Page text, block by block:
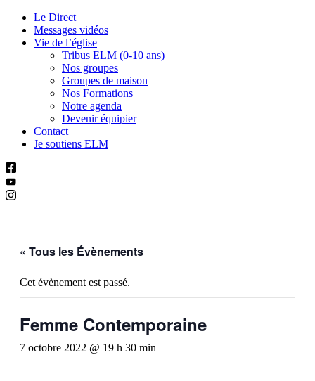
Le Direct
Messages vidéos
Vie de l’église
Tribus ELM (0-10 ans)
Nos groupes
Groupes de maison
Nos Formations
Notre agenda
Devenir équipier
Contact
Je soutiens ELM
« Tous les Évènements
Cet évènement est passé.
Femme Contemporaine
7 octobre 2022 @ 19 h 30 min